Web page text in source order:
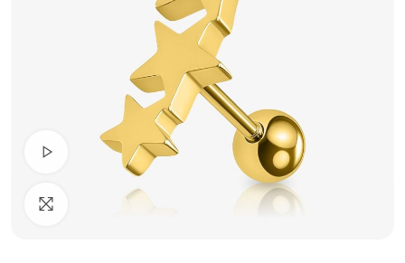
Ver Vídeo
Clique para ampliar